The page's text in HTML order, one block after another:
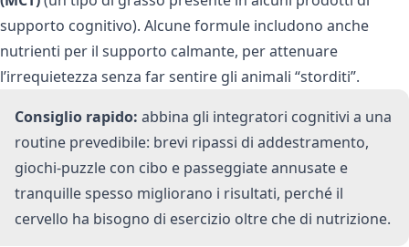
supporto cognitivo). Alcune formule includono anche
nutrienti per il supporto calmante, per attenuare
l’irrequietezza senza far sentire gli animali “storditi”.
Consiglio rapido: abbina gli integratori cognitivi a una
routine prevedibile: brevi ripassi di addestramento,
giochi-puzzle con cibo e passeggiate annusate e
tranquille spesso migliorano i risultati, perché il
cervello ha bisogno di esercizio oltre che di nutrizione.